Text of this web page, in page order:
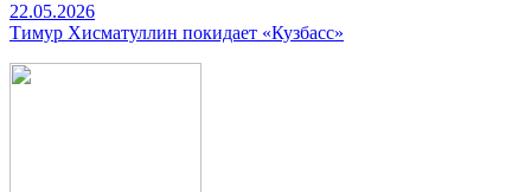
22.05.2026
Тимур Хисматуллин покидает «Кузбасс»